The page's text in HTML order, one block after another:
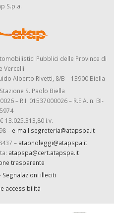
S.p.a.
Pubblici delle Province di
Vercelli
Alberto Rivetti, 8/B – 13900 Biella
S. Paolo Biella
– R.I. 01537000026 – R.E.A. n. BI-
13.025.313,80 i.v.
– e-mail segreteria@atapspa.it
– atapnoleggi@atapspa.it
atapspa@cert.atapspa.it
trasparente
Segnalazioni illeciti
accessibilità